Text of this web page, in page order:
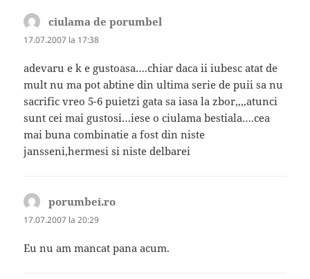
ciulama de porumbel
17.07.2007 la 17:38
adevaru e k e gustoasa….chiar daca ii iubesc atat de
mult nu ma pot abtine din ultima serie de puii sa nu
sacrific vreo 5-6 puietzi gata sa iasa la zbor,,,,atunci
sunt cei mai gustosi…iese o ciulama bestiala….cea
mai buna combinatie a fost din niste
jansseni,hermesi si niste delbarei
porumbei.ro
17.07.2007 la 20:29
Eu nu am mancat pana acum.